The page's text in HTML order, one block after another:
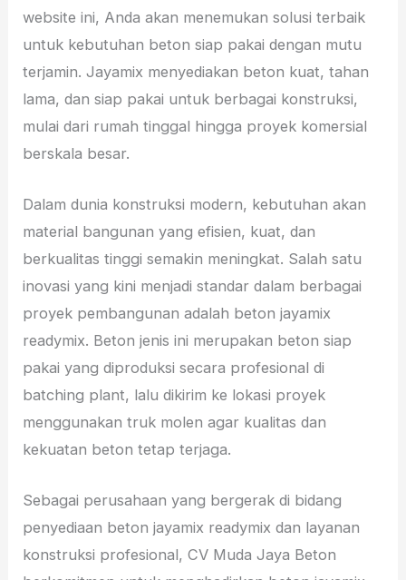
website ini, Anda akan menemukan solusi terbaik
untuk kebutuhan beton siap pakai dengan mutu
terjamin. Jayamix menyediakan beton kuat, tahan
lama, dan siap pakai untuk berbagai konstruksi,
mulai dari rumah tinggal hingga proyek komersial
berskala besar.
Dalam dunia konstruksi modern, kebutuhan akan
material bangunan yang efisien, kuat, dan
berkualitas tinggi semakin meningkat. Salah satu
inovasi yang kini menjadi standar dalam berbagai
proyek pembangunan adalah beton jayamix
readymix. Beton jenis ini merupakan beton siap
pakai yang diproduksi secara profesional di
batching plant, lalu dikirim ke lokasi proyek
menggunakan truk molen agar kualitas dan
kekuatan beton tetap terjaga.
Sebagai perusahaan yang bergerak di bidang
penyediaan beton jayamix readymix dan layanan
konstruksi profesional, CV Muda Jaya Beton